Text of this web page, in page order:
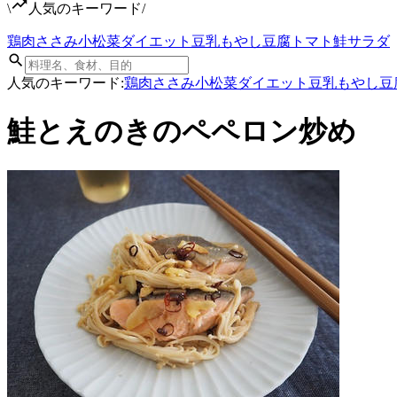
\ 人気のキーワード/
鶏肉ささみ小松菜ダイエット 豆乳もやし豆腐 トマト 鮭サラダ
人気のキーワード:鶏肉ささみ小松菜ダイエット 豆乳もやし豆
鮭とえのきのペペロン炒め